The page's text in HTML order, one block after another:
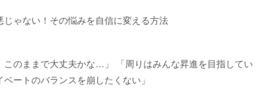
じゃない！その悩みを自信に変える方法
このままで大丈夫かな…」 「周りはみんな昇進を目指してい
ートのバランスを崩したくない」